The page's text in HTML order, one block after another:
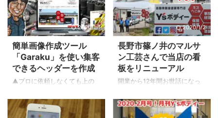
2020/1/1
簡単画像作成ツール
「Garaku」を使い集客
できるヘッダーを作成
▲プロに依頼しなくても上の
れる仕事道具に興味ありませ
んか？ 今まで僕が使っていた
2020/1/2
長野市篠ノ井のマルサ
ン工芸さんで当店の看
板をリニューアル
開業から12年間お世話になっ
門店の看板をこの度リニュー
アルいたしました！ それでは